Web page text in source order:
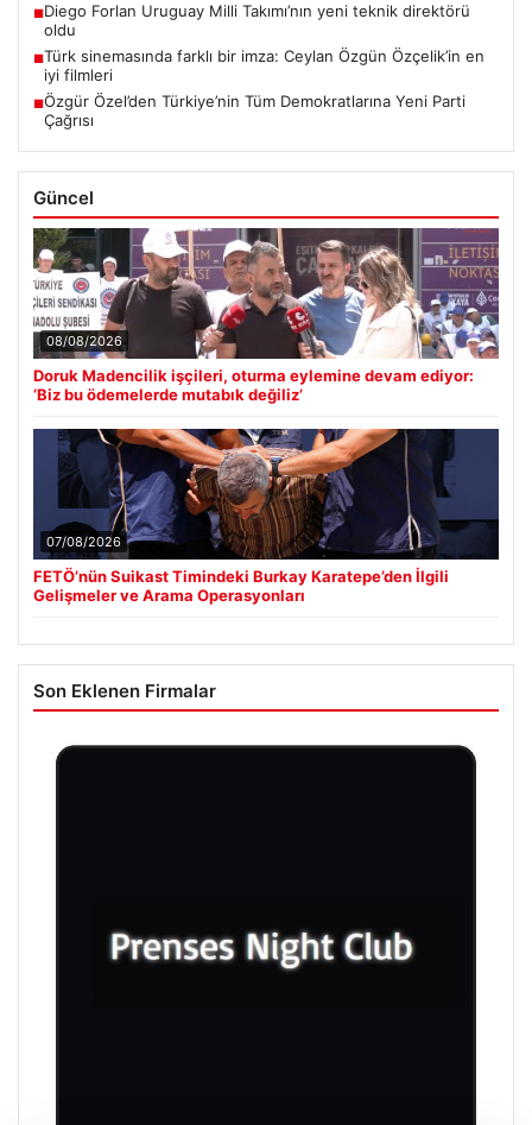
■Diego Forlan Uruguay Milli Takımı’nın yeni teknik direktörü
oldu
■Türk sinemasında farklı bir imza: Ceylan Özgün Özçelik’in en
iyi filmleri
■Özgür Özel’den Türkiye’nin Tüm Demokratlarına Yeni Parti
Çağrısı
Güncel
08/08/2026
Doruk Madencilik işçileri, oturma eylemine devam ediyor:
‘Biz bu ödemelerde mutabık değiliz’
07/08/2026
FETÖ’nün Suikast Timindeki Burkay Karatepe’den İlgili
Gelişmeler ve Arama Operasyonları
Son Eklenen Firmalar